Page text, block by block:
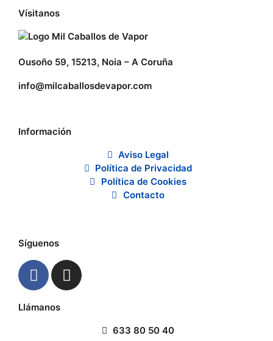
Vísitanos
Ousoño 59, 15213, Noia – A Coruña
info@milcaballosdevapor.com
Información
Aviso Legal
Política de Privacidad
Política de Cookies
Contacto
Síguenos
Llámanos
633 80 50 40